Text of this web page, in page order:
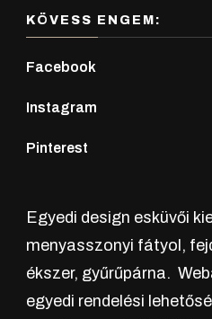
KÖVESS ENGEM:
Facebook
Instagram
Pinterest
Egyedi design esküvői
menyasszonyi fátyol,
ékszer, gyűrűpárna.
egyedi rendelési